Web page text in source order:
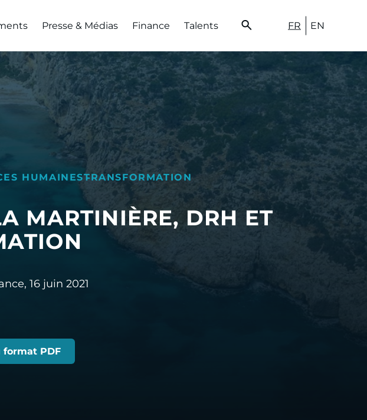
Presse & Médias Finance Talents FR EN
HUMAINESTRANSFORMATION
MARTINIÈRE, DRH ET
16 juin 2021
format PDF